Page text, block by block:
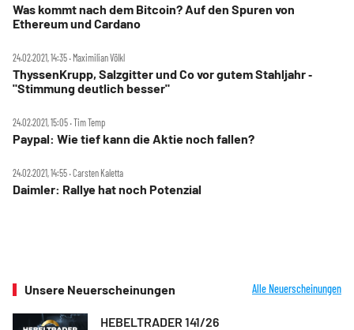
Was kommt nach dem Bitcoin? Auf den Spuren von
Ethereum und Cardano
24.02.2021, 14:35 ‧ Maximilian Völkl
ThyssenKrupp, Salzgitter und Co vor gutem Stahljahr ‑
"Stimmung deutlich besser"
24.02.2021, 15:05 ‧ Tim Temp
Paypal: Wie tief kann die Aktie noch fallen?
24.02.2021, 14:55 ‧ Carsten Kaletta
Daimler: Rallye hat noch Potenzial
Unsere Neuerscheinungen Alle Neuerscheinungen
HEBELTRADER 141/26